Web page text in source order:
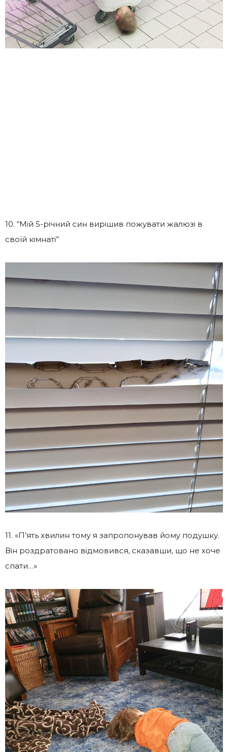
10. “Мій 5-річний син вирішив пожувати жалюзі в
своїй кімнаті”
11. «П’ять хвилин тому я запропонував йому подушку.
Він роздратовано відмовився, сказавши, що не хоче
спати…»